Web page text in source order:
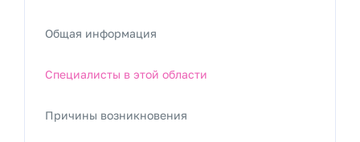
Общая информация
Специалисты в этой области
Причины возникновения